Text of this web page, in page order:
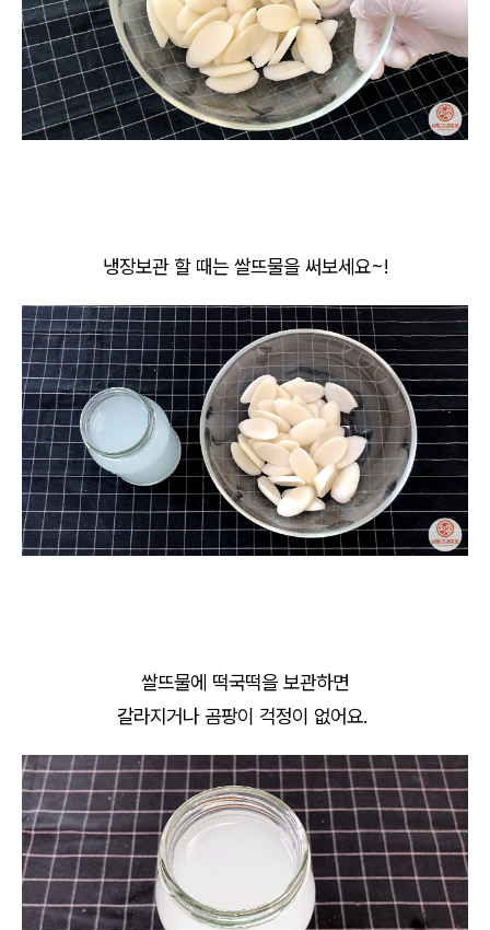
냉장보관 할 때는 쌀뜨물을 써보세요~!
쌀뜨물에 떡국떡을 보관하면
갈라지거나 곰팡이 걱정이 없어요.